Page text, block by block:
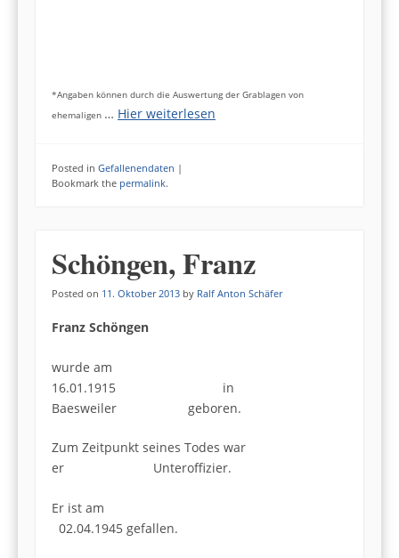
*Angaben können durch die Auswertung der Grablagen von
ehemaligen … Hier weiterlesen
Posted in Gefallenendaten |
Bookmark the permalink.
Schöngen, Franz
Posted on 11. Oktober 2013 by Ralf Anton Schäfer
Franz Schöngen
wurde am
16.01.1915 in
Baesweiler geboren.
Zum Zeitpunkt seines Todes war
er Unteroffizier.
Er ist am
02.04.1945 gefallen.